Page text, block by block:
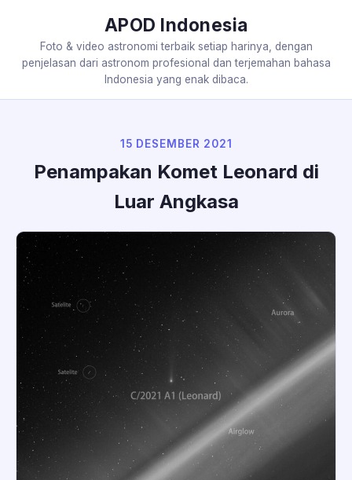
APOD Indonesia
Foto & video astronomi terbaik setiap harinya, dengan
penjelasan dari astronom profesional dan terjemahan bahasa
Indonesia yang enak dibaca.
15 DESEMBER 2021
Penampakan Komet Leonard di
Luar Angkasa